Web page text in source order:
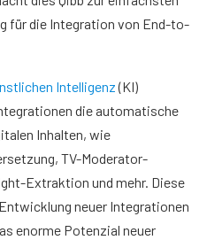
für die Integration von End-to-
Intelligenz(KI)
die automatische
Inhalten, wie
TV-Moderator-
Extraktion und mehr. Diese
neuer Integrationen
enorme Potenzial neuer